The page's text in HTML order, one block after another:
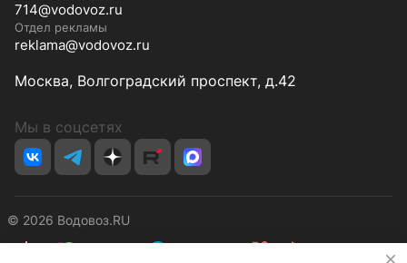
714@vodovoz.ru
Отдел рекламы
reklama@vodovoz.ru
Москва, Волгоградский проспект, д.42
Мы в соцсетях
© 2026 Водовоз.RU